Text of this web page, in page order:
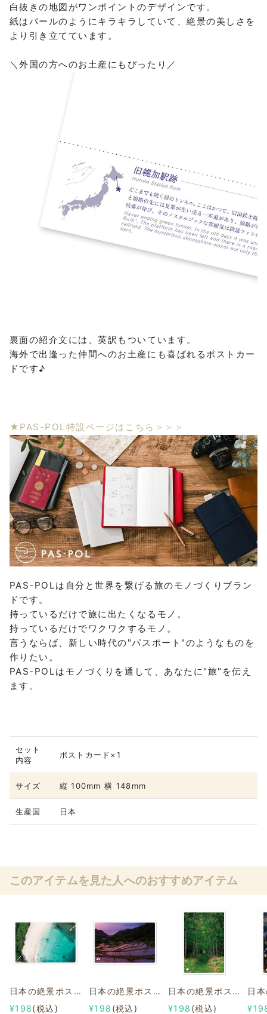
白抜きの地図がワンポイントのデザインです。
紙はパールのようにキラキラしていて、絶景の美しさを
より引き立てています。
＼外国の方へのお土産にもぴったり／
裏面の紹介文には、英訳もついています。
海外で出逢った仲間へのお土産にも喜ばれるポストカー
ドです♪
★PAS-POL特設ページはこちら＞＞＞
PAS-POLは自分と世界を繋げる旅のモノづくりブラン
ドです。
持っているだけで旅に出たくなるモノ。
持っているだけでワクワクするモノ。
言うならば、新しい時代の"パスポート"のようなものを
作りたい。
PAS-POLはモノづくりを通して、あなたに"旅"を伝え
ます。
セット
内容
ポストカード×1
サイズ 縦 100mm 横 148mm
生産国 日本
このアイテムを見た人へのおすすめアイテム
日本の絶景ポストカード ～夏～ 宮古島ビーチ/沖縄
¥198(税込)
日本の絶景ポストカード ～夏～ 石部の棚田/静岡県
¥198 (税込)
日本の絶景ポストカード ～夏～ 旧幌加駅跡/北海道
¥198 (税込)